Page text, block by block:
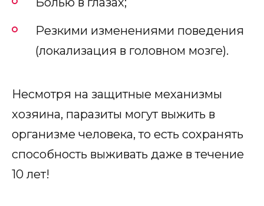
Резкими изменениями поведения
(локализация в головном мозге).
Несмотря на защитные механизмы
хозяина, паразиты могут выжить в
организме человека, то есть сохранять
способность выживать даже в течение
10 лет!